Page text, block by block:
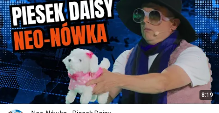
8:19